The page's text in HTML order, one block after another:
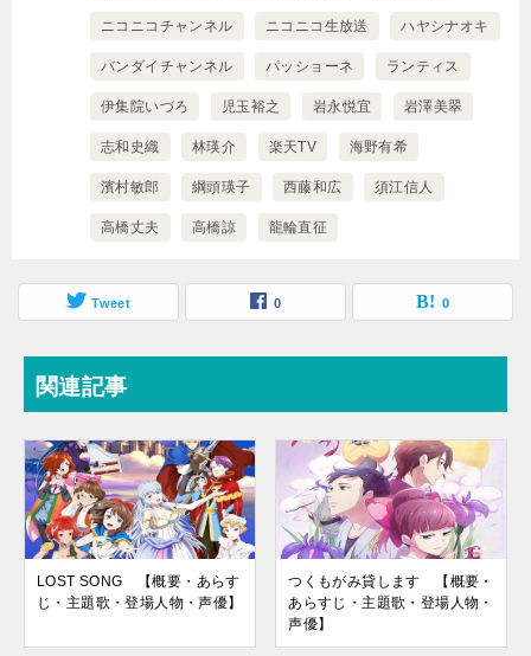
ニコニコチャンネル ニコニコ生放送 ハヤシナオキ
バンダイチャンネル パッショーネ ランティス
伊集院いづろ 児玉裕之 岩永悦宜 岩澤美翠
志和史織 林瑛介 楽天TV 海野有希
濱村敏郎 綱頭瑛子 西藤和広 須江信人
高橋丈夫 高橋諒 龍輪直征
Tweet 0 0
関連記事
LOST SONG 【概要・あらす
じ・主題歌・登場人物・声優】
つくもがみ貸します 【概要・
あらすじ・主題歌・登場人物・
声優】